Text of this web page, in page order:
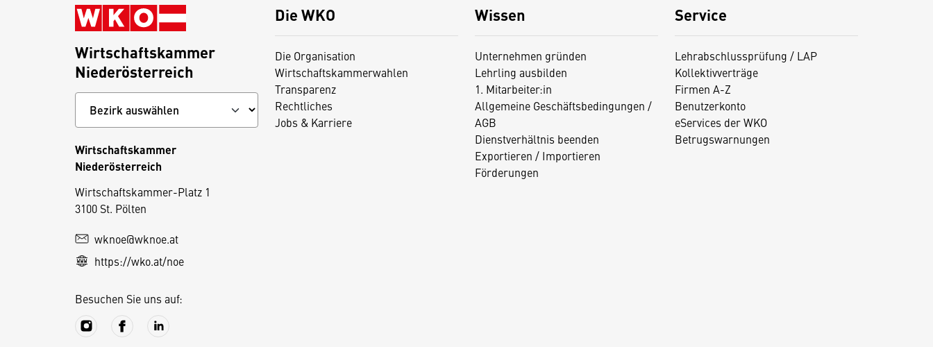
Die WKO
Die Organisation
Wirtschaftskammerwahlen
Transparenz
Rechtliches
Jobs & Karriere
Wissen
Unternehmen gründen
Lehrling ausbilden
1. Mitarbeiter:in
Allgemeine Geschäftsbedingungen /
AGB
Dienstverhältnis beenden
Exportieren / Importieren
Förderungen
Service
Lehrabschlussprüfung / LAP
Kollektivverträge
Firmen A-Z
Benutzerkonto
eServices der WKO
Betrugswarnungen
Wirtschaftskammer
Niederösterreich
Wirtschaftskammer
Niederösterreich
Wirtschaftskammer-Platz 1
3100 St. Pölten
wknoe@wknoe.at
https://wko.at/noe
Besuchen Sie uns auf: